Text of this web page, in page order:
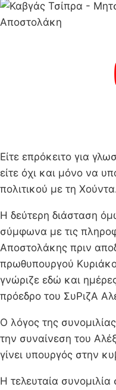
Είτε επρόκειτο για
είτε όχι και μόνο να
πολιτικού με τη
Η δεύτερη διάσταση
σύμφωνα με τις
Αποστολάκης πριν
πρωθυπουργού
γνώριζε εδώ και
πρόεδρο του ΣυΡιζΑ
Ο λόγος της
την συναίνεση του
γίνει υπουργός στην
Η τελευταία